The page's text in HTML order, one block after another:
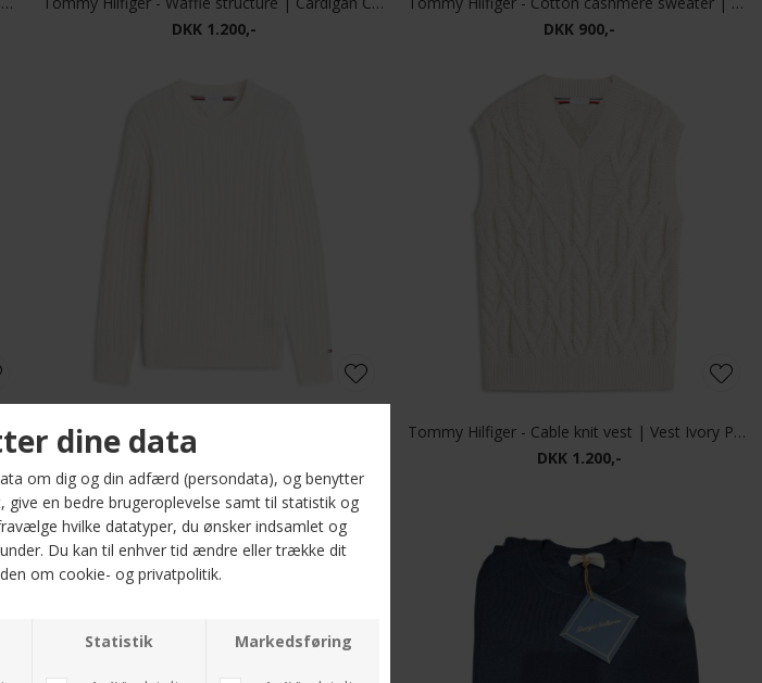
DKK 1.200,-
DKK 900,-
DKK 1.100,-
Tommy Hilfiger - Cable knit vest | Vest Ivory Petal
DKK 1.200,-